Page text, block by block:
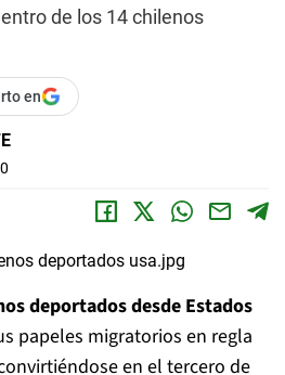
de los 14 chilenos
en
deportados desde Estados
papeles migratorios en regla
en el tercero de